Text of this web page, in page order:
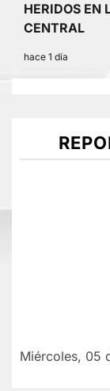
HERIDOS EN
CENTRAL
hace 1 día
Miércoles, 05